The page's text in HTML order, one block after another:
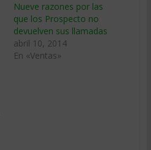
Nueve razones por las
que los Prospecto no
devuelven sus llamadas
abril 10, 2014
En «Ventas»